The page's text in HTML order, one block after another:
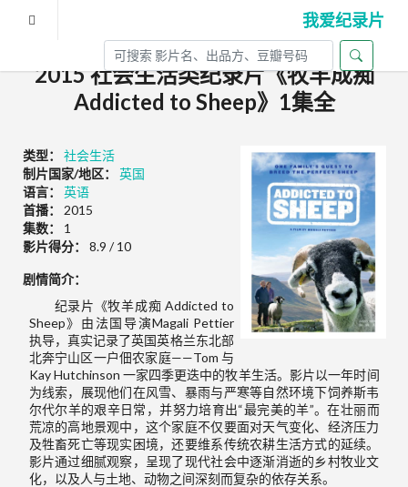
我爱纪录片
2015 社会生活类纪录片《牧羊成痴
Addicted to Sheep》1集全
类型：
社会生活
制片国家/地区：
英国
语言：
英语
首播：
2015
集数：
1
影片得分：
8.9 / 10
剧情简介：
纪录片《牧羊成痴 Addicted to
Sheep》由法国导演Magali Pettier
执导，真实记录了英国英格兰东北部
北奔宁山区一户佃农家庭——Tom 与
Kay Hutchinson 一家四季更迭中的牧羊生活。影片以一年时间
为线索，展现他们在风雪、暴雨与严寒等自然环境下饲养斯韦
尔代尔羊的艰辛日常，并努力培育出“最完美的羊”。在壮丽而
荒凉的高地景观中，这个家庭不仅要面对天气变化、经济压力
及牲畜死亡等现实困境，还要维系传统农耕生活方式的延续。
影片通过细腻观察，呈现了现代社会中逐渐消逝的乡村牧业文
化，以及人与土地、动物之间深刻而复杂的依存关系。